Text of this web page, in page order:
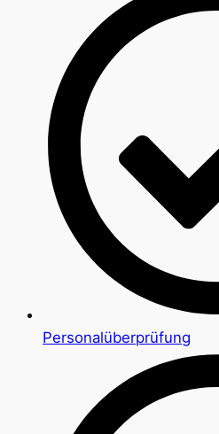
Personalüberprüfung